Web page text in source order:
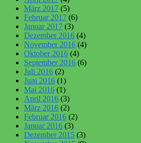
März 2017 (5)
Februar 2017 (6)
Januar 2017 (3)
Dezember 2016 (4)
November 2016 (4)
Oktober 2016 (4)
September 2016 (6)
Juli 2016 (2)
Juni 2016 (1)
Mai 2016 (1)
April 2016 (3)
März 2016 (2)
Februar 2016 (2)
Januar 2016 (3)
Dezember 2015 (3)